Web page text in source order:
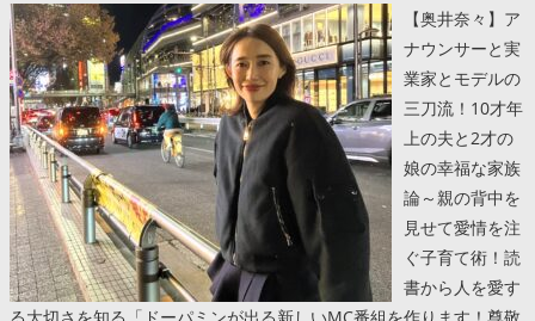
【奥井奈々】ア
ナウンサーと実
業家とモデルの
三刀流！10才年
上の夫と2才の
娘の幸福な家族
論～親の背中を
見せて愛情を注
ぐ子育て術！読
書から人を愛す